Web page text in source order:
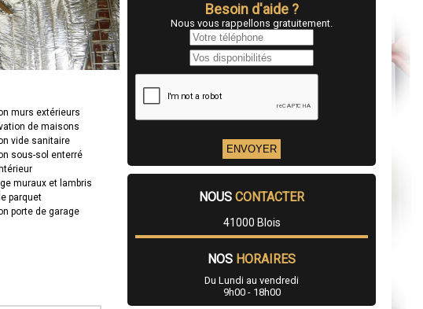
murs extérieurs
de maisons
vide sanitaire
sous-sol enterré
muraux et lambris
parquet
porte de garage
Besoin d'aide ?
Nous vous rappellons gratuitement.
NOUS CONTACTER
41000 Blois
NOS HORAIRES
Du Lundi au vendredi
9h00 - 18h00